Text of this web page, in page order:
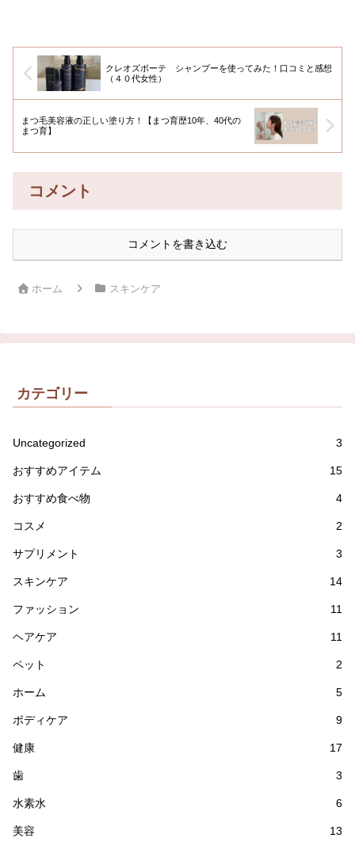
クレオズボーテ シャンプーを使ってみた！口コミと感想
（４０代女性）
まつ毛美容液の正しい塗り方！【まつ育歴10年、40代の
まつ育】
コメント
コメントを書き込む
ホーム スキンケア
カテゴリー
Uncategorized 3
おすすめアイテム 15
おすすめ食べ物 4
コスメ 2
サプリメント 3
スキンケア 14
ファッション 11
ヘアケア 11
ペット 2
ホーム 5
ボディケア 9
健康 17
歯 3
水素水 6
美容 13